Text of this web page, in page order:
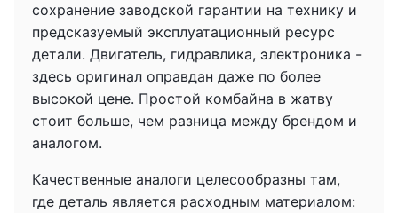
сохранение заводской гарантии на технику и
предсказуемый эксплуатационный ресурс
детали. Двигатель, гидравлика, электроника -
здесь оригинал оправдан даже по более
высокой цене. Простой комбайна в жатву
стоит больше, чем разница между брендом и
аналогом.
Качественные аналоги целесообразны там,
где деталь является расходным материалом: